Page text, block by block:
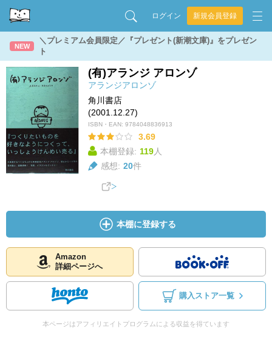
ログイン 新規会員登録
NEW
＼プレミアム会員限定／『プレゼント(新潮文庫)』をプレゼン
ト
(有)アランジ アロンゾ
アランジアロンゾ
角川書店
(2001.12.27)
ISBN・EAN: 9784048836913
3.69
本棚登録: 119人
感想: 20件
本棚に登録する
Amazon
詳細ページへ
購入ストア一覧
本ページはアフィリエイトプログラムによる収益を得ています